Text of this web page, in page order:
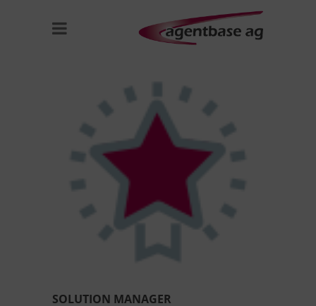
SOLUTION MANAGER